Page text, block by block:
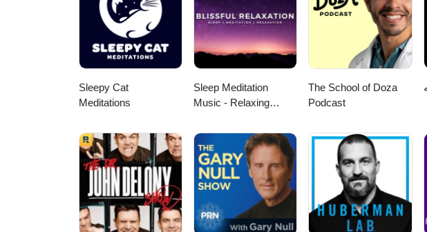
Sleepy Cat
Meditations
Sleep Meditation
Music - Relaxing
Meditation &
Relaxation
The School of Doza
Podcast